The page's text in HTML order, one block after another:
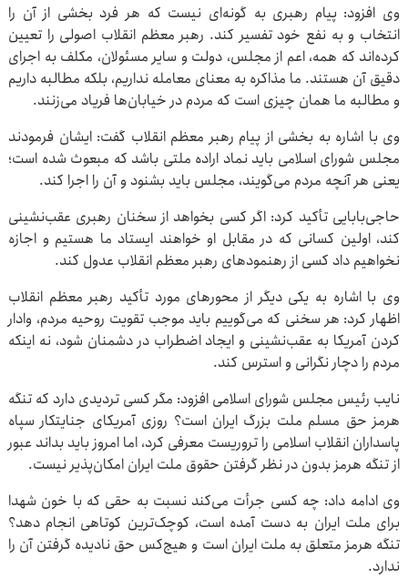
وی افزود: پیام رهبری به گونه‌ای نیست که هر فرد بخشی از آن را
انتخاب و به نفع خود تفسیر کند. رهبر معظم انقلاب اصولی را تعیین
کرده‌اند که همه، اعم از مجلس، دولت و سایر مسئولان، مکلف به اجرای
دقیق آن هستند. ما مذاکره به معنای معامله نداریم، بلکه مطالبه داریم
و مطالبه ما همان چیزی است که مردم در خیابان‌ها فریاد می‌زنند.
وی با اشاره به بخشی از پیام رهبر معظم انقلاب گفت: ایشان فرمودند
مجلس شورای اسلامی باید نماد اراده ملتی باشد که مبعوث شده است؛
یعنی هر آنچه مردم می‌گویند، مجلس باید بشنود و آن را اجرا کند.
حاجی‌بابایی تأکید کرد: اگر کسی بخواهد از سخنان رهبری عقب‌نشینی
کند، اولین کسانی که در مقابل او خواهند ایستاد ما هستیم و اجازه
نخواهیم داد کسی از رهنمودهای رهبر معظم انقلاب عدول کند.
وی با اشاره به یکی دیگر از محورهای مورد تأکید رهبر معظم انقلاب
اظهار کرد: هر سخنی که می‌گوییم باید موجب تقویت روحیه مردم، وادار
کردن آمریکا به عقب‌نشینی و ایجاد اضطراب در دشمنان شود، نه اینکه
مردم را دچار نگرانی و استرس کند.
نایب رئیس مجلس شورای اسلامی افزود: مگر کسی تردیدی دارد که تنگه
هرمز حق مسلم ملت بزرگ ایران است؟ روزی آمریکای جنایتکار سپاه
پاسداران انقلاب اسلامی را تروریست معرفی کرد، اما امروز باید بداند عبور
از تنگه هرمز بدون در نظر گرفتن حقوق ملت ایران امکان‌پذیر نیست.
وی ادامه داد: چه کسی جرأت می‌کند نسبت به حقی که با خون شهدا
برای ملت ایران به دست آمده است، کوچک‌ترین کوتاهی انجام دهد؟
تنگه هرمز متعلق به ملت ایران است و هیچ‌کس حق نادیده گرفتن آن را
ندارد.